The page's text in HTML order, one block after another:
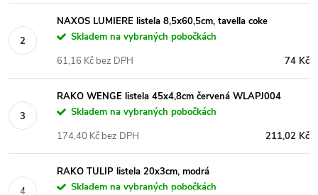
NAXOS LUMIERE listela 8,5x60,5cm, tavella coke
Skladem na vybraných pobočkách
74 Kč
61,16 Kč bez DPH
RAKO WENGE listela 45x4,8cm červená WLAPJ004
Skladem na vybraných pobočkách
211,02 Kč
174,40 Kč bez DPH
RAKO TULIP listela 20x3cm, modrá
Skladem na vybraných pobočkách